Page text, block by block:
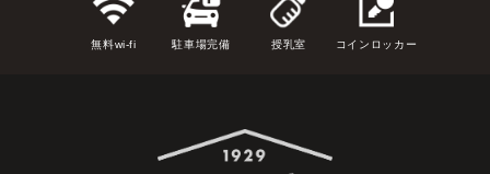
無料wi-fi 駐車場完備 授乳室 コインロッカー